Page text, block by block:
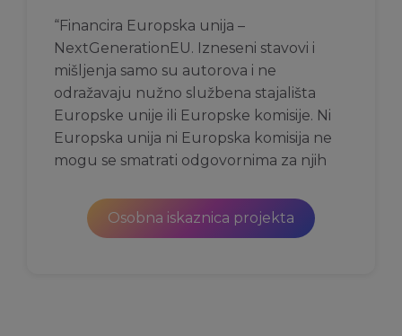
“Financira Europska unija –
NextGenerationEU. Izneseni stavovi i
mišljenja samo su autorova i ne
odražavaju nužno službena stajališta
Europske unije ili Europske komisije. Ni
Europska unija ni Europska komisija ne
mogu se smatrati odgovornima za njih
Osobna iskaznica projekta